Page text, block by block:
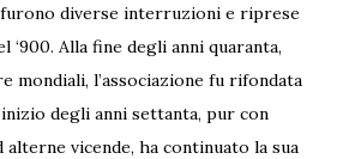
diverse interruzioni e riprese
‘900. Alla fine degli anni quaranta,
mondiali, l’associazione fu rifondata
degli anni settanta, pur con
alterne vicende, ha continuato la sua